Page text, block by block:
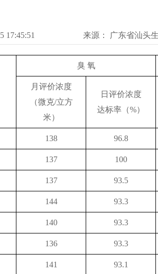
17:45:51 来源： 广东省汕头
臭 氧
月评价浓度
（微克/立方
米）
日评价浓度
达标率（%）
138 96.8
137 100
137 93.5
144 93.3
140 93.3
136 93.3
141 93.1